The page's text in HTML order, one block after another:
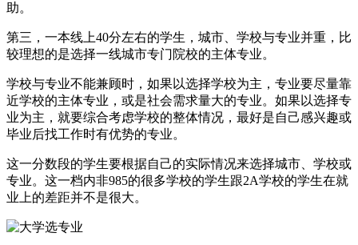
助。
第三，一本线上40分左右的学生，城市、学校与专业并重，比
较理想的是选择一线城市专门院校的主体专业。
学校与专业不能兼顾时，如果以选择学校为主，专业要尽量靠
近学校的主体专业，或是社会需求量大的专业。如果以选择专
业为主，就要综合考虑学校的整体情况，最好是自己感兴趣或
毕业后找工作时有优势的专业。
这一分数段的学生要根据自己的实际情况来选择城市、学校或
专业。这一档内非985的很多学校的学生跟2A学校的学生在就
业上的差距并不是很大。